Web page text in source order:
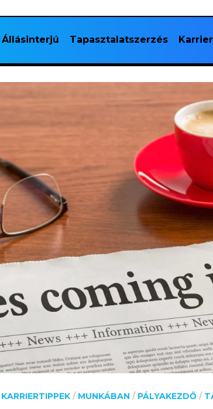
Állásinterjú Tapasztalatszerzés
KARRIERTIPPEK / MUNKÁBAN / PÁLYAKEZDŐ /